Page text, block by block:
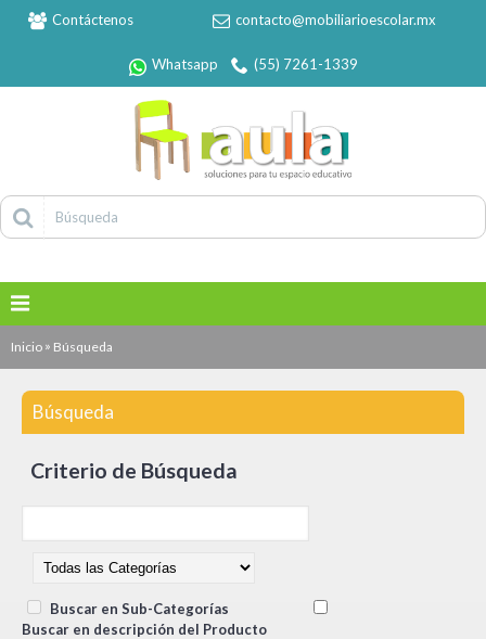
Contáctenos contacto@mobiliarioescolar.mx
Whatsapp (55) 7261-1339
Inicio » Búsqueda
Búsqueda
Criterio de Búsqueda
Buscar en Sub-Categorías
Buscar en descripción del Producto